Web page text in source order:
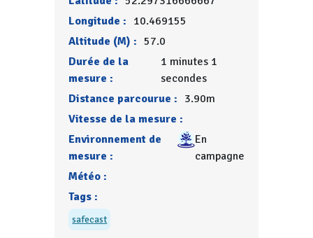
Longitude : 10.469155
Altitude (M) : 57.0
Durée de la
mesure :
1 minutes 1
secondes
Distance parcourue : 3.90m
Vitesse de la mesure :
Environnement de
mesure :
En
campagne
Météo :
Tags :
safecast